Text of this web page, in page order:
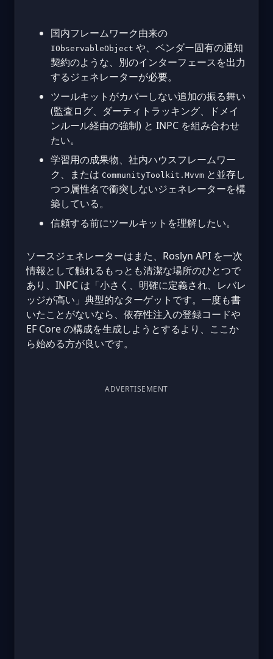
国内フレームワーク由来の
IObservableObject や、ベンダー固有の通知
契約のような、別のインターフェースを出力
するジェネレーターが必要。
ツールキットがカバーしない追加の振る舞い
(監査ログ、ダーティトラッキング、ドメイ
ンルール経由の強制) と INPC を組み合わせ
たい。
学習用の成果物、社内ハウスフレームワー
ク、または CommunityToolkit.Mvvm と並存し
つつ属性名で衝突しないジェネレーターを構
築している。
信頼する前にツールキットを理解したい。
ソースジェネレーターはまた、Roslyn API を一次
情報として触れるもっとも清潔な場所のひとつで
あり、INPC は「小さく、明確に定義され、レバレ
ッジが高い」典型的なターゲットです。一度も書
いたことがないなら、依存性注入の登録コードや
EF Core の構成を生成しようとするより、ここか
ら始める方が良いです。
ADVERTISEMENT